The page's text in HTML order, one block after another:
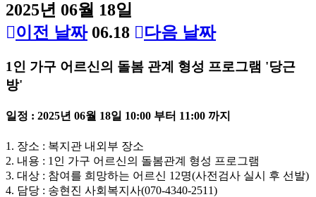
2025년 06월 18일
이전 날짜 06.18 다음 날짜
1인 가구 어르신의 돌봄 관계 형성 프로그램 '당근
방'
일정 : 2025년 06월 18일 10:00 부터 11:00 까지
1. 장소 : 복지관 내외부 장소
2. 내용 : 1인 가구 어르신의 돌봄관계 형성 프로그램
3. 대상 : 참여를 희망하는 어르신 12명(사전검사 실시 후 선발)
4. 담당 : 송현진 사회복지사(070-4340-2511)